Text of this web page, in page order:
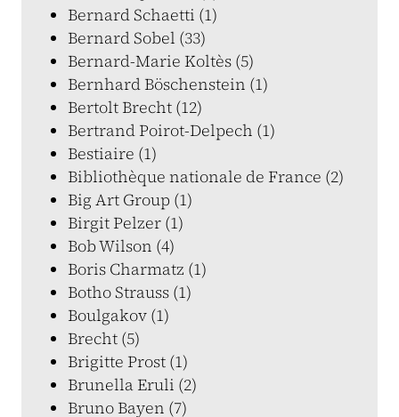
Bernard Schaetti (1)
Bernard Sobel (33)
Bernard-Marie Koltès (5)
Bernhard Böschenstein (1)
Bertolt Brecht (12)
Bertrand Poirot-Delpech (1)
Bestiaire (1)
Bibliothèque nationale de France (2)
Big Art Group (1)
Birgit Pelzer (1)
Bob Wilson (4)
Boris Charmatz (1)
Botho Strauss (1)
Boulgakov (1)
Brecht (5)
Brigitte Prost (1)
Brunella Eruli (2)
Bruno Bayen (7)